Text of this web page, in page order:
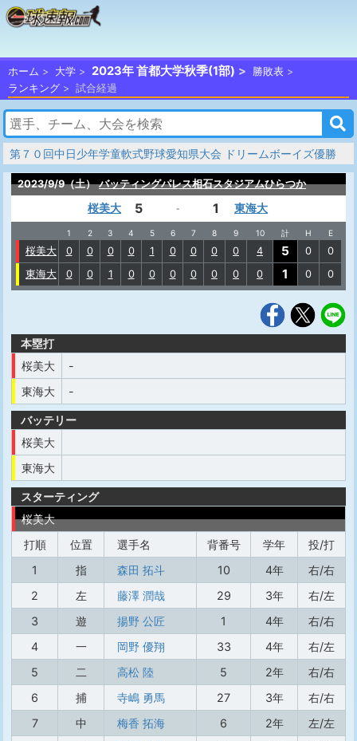
ホーム 大学 2023年 首都大学秋季(1部)
勝敗表
ランキング
試合経過
第７０回中日少年学童軟式野球愛知県大会 ドリームボーイズ優勝
2023/9/9（土） バッティングパレス相石スタジアムひらつか
桜美大 5 - 1 東海大
1 2 3 4 5 6 7 8 9 10 計 H E
桜美大 0 0 0 0 1 0 0 0 0 4 5 0
0
東海大
0 0 1 0 0 0 0 0 0 0 1 0 0
本塁打
桜美大
-
東海大
-
バッテリー
桜美大
東海大
スターティング
桜美大
打順
位置 選手名 背番号 学年
投/打
1
指 森田 拓斗 10 4年
右/右
2
左 藤澤 潤哉 29 3年
右/左
3
遊 揚野 公匠 1 4年
右/右
4
一 岡野 優翔 33 4年
右/左
5
二 高松 陸 5 2年
右/右
6
捕 寺嶋 勇馬 27 3年
右/右
7
中 梅香 拓海 6 2年
左/左